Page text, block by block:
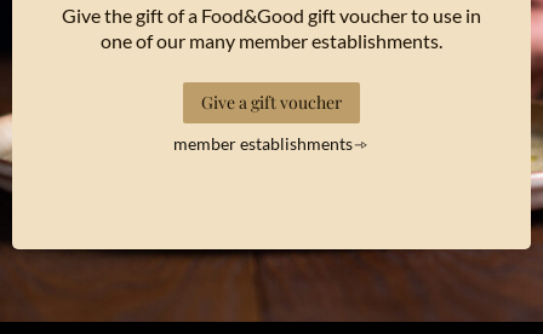
Give the gift of a Food&Good gift voucher to use in
one of our many member establishments.
Give a gift voucher
member establishments